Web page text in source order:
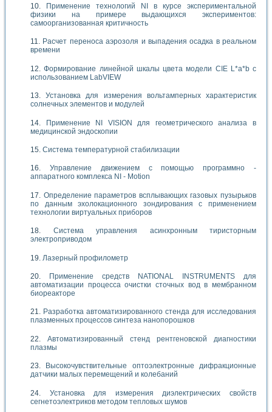
Применение технологий NI в курсе экспериментальной
физики на примере выдающихся экспериментов:
самоорганизованная критичность
Расчет переноса аэрозоля и выпадения осадка в реальном
времени
Формирование линейной шкалы цвета модели CIE L*a*b с
использованием LabVIEW
Установка для измерения вольтамперных характеристик
солнечных элементов и модулей
Применение NI VISION для геометрического анализа в
медицинской эндоскопии
Система температурной стабилизации
Управление движением с помощью программно -
аппаратного комплекса NI - Motion
Определение параметров всплывающих газовых пузырьков
по данным эхолокационного зондирования с применением
технологии виртуальных приборов
Система управления асинхронным тиристорным
электроприводом
Лазерный профилометр
Применение средств NATIONAL INSTRUMENTS для
автоматизации процесса очистки сточных вод в мембранном
биореакторе
Разработка автоматизированного стенда для исследования
плазменных процессов синтеза нанопорошков
Автоматизированный стенд рентгеновской диагностики
плазмы
Высокочувствительные оптоэлектронные дифракционные
датчики малых перемещений и колебаний
Установка для измерения диэлектрических свойств
сегнетоэлектриков методом тепловых шумов